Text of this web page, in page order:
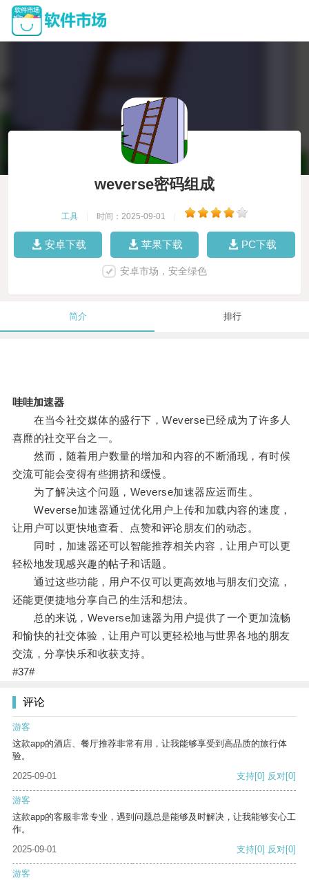
weverse密码组成
工具 时间：2025-09-01
安卓下载 苹果下载 PC下载
安卓市场，安全绿色
简介 排行
哇哇加速器
在当今社交媒体的盛行下，Weverse已经成为了许多人
喜爢的社交平台之一。
然而，随着用户数量的增加和内容的不断涌现，有时候
交流可能会变得有些拥挤和缓慢。
为了解决这个问题，Weverse加速器应运而生。
Weverse加速器通过优化用户上传和加载内容的速度，
让用户可以更快地查看、点赞和评论朋友们的动态。
同时，加速器还可以智能推荐相关内容，让用户可以更
轻松地发现感兴趣的帖子和话题。
通过这些功能，用户不仅可以更高效地与朋友们交流，
还能更便捷地分享自己的生活和想法。
总的来说，Weverse加速器为用户提供了一个更加流畅
和愉快的社交体验，让用户可以更轻松地与世界各地的朋友
交流，分享快乐和收获支持。
#37#
评论
游客
这款app的酒店、餐厅推荐非常有用，让我能够享受到高品质的旅行体
验。
2025-09-01
支持[0] 反对[0]
游客
这款app的客服非常专业，遇到问题总是能够及时解决，让我能够安心工
作。
2025-09-01
支持[0] 反对[0]
游客